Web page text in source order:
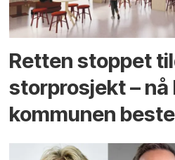
Retten stoppet
storprosjekt – nå
kommunen